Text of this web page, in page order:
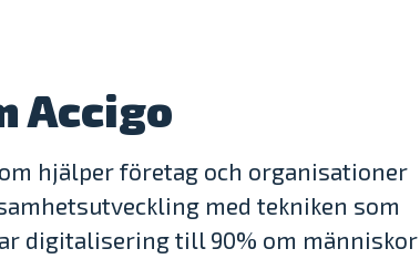
Accigo
hjälper företag och organisationer
med tekniken som
digitalisering till 90% om människor